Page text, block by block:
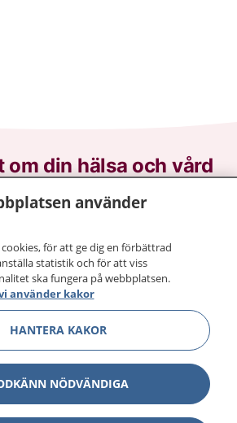
om din hälsa och vård
om hälsa och information om
mottagningar du kan kontakta.
din journal och göra dina
telefonnummer 1177 för
dygnet runt.
du vill må bättre.
Visa
använder
för att ge dig en förbättrad
statistik och för att viss
ska fungera på webbplatsen.
använder kakor
HANTERA KAKOR
NÖDVÄNDIGA